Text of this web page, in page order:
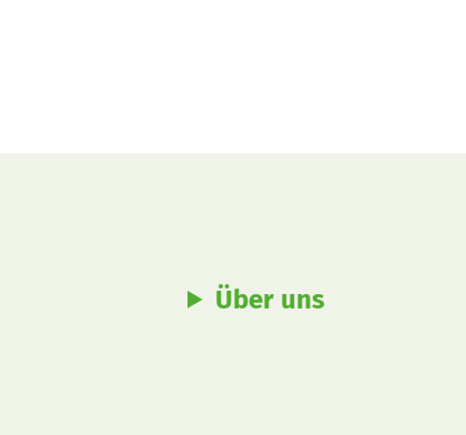
Über uns